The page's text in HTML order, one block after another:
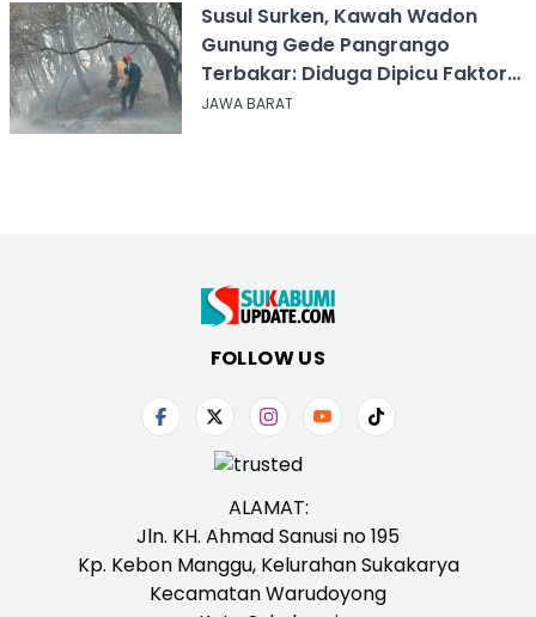
Susul Surken, Kawah Wadon
Gunung Gede Pangrango
Terbakar: Diduga Dipicu Faktor
Alam
JAWA BARAT
FOLLOW US
ALAMAT:
Jln. KH. Ahmad Sanusi no 195
Kp. Kebon Manggu, Kelurahan Sukakarya
Kecamatan Warudoyong